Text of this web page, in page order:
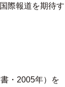
際報道を期待す
・2005年）を